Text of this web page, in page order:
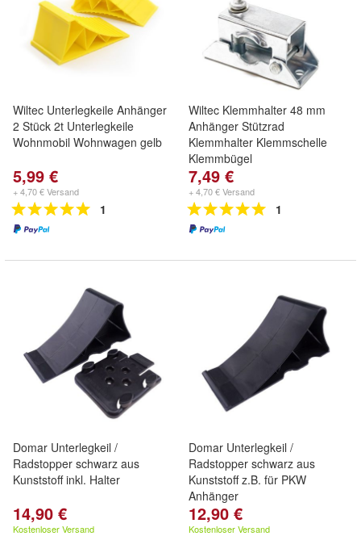
Wiltec Unterlegkeile Anhänger
2 Stück 2t Unterlegkeile
Wohnmobil Wohnwagen gelb
5,99 €
+ 4,70 € Versand
1
Wiltec Klemmhalter 48 mm
Anhänger Stützrad
Klemmhalter Klemmschelle
Klemmbügel
7,49 €
+ 4,70 € Versand
1
Domar Unterlegkeil /
Radstopper schwarz aus
Kunststoff inkl. Halter
14,90 €
Kostenloser Versand
Domar Unterlegkeil /
Radstopper schwarz aus
Kunststoff z.B. für PKW
Anhänger
12,90 €
Kostenloser Versand